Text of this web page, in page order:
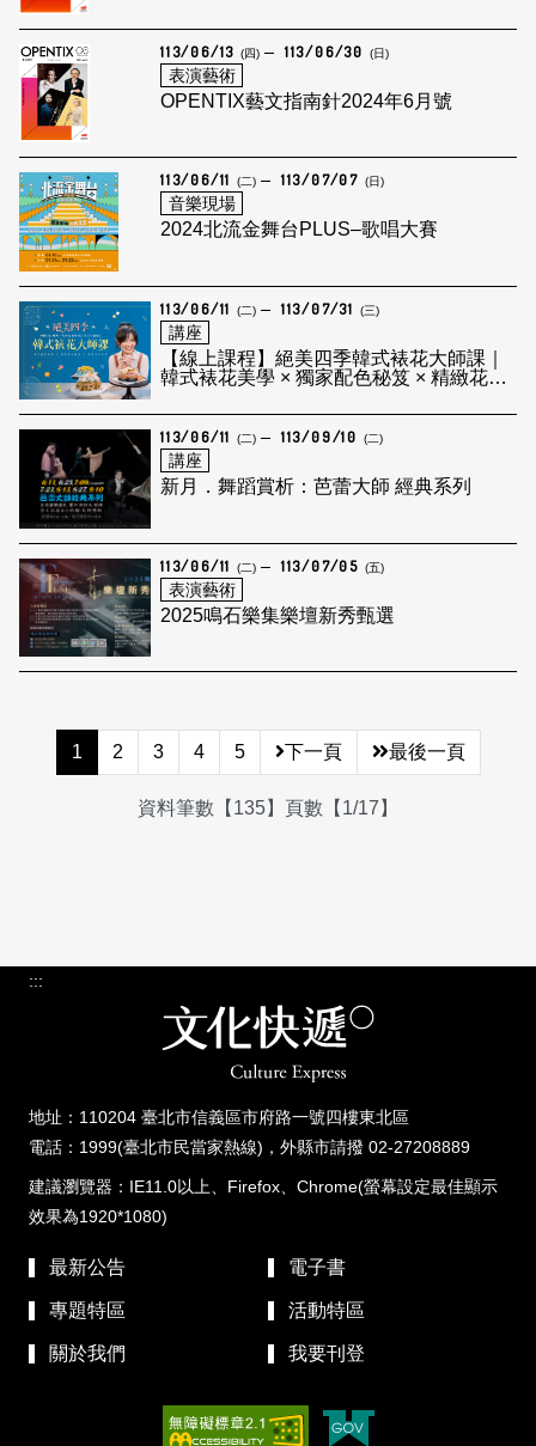
113/06/13 (四) 113/06/30 (日)
表演藝術
OPENTIX藝文指南針2024年6月號
113/06/11 (二) 113/07/07 (日)
音樂現場
2024北流金舞台PLUS–歌唱大賽
113/06/11 (二) 113/07/31 (三)
講座
【線上課程】絕美四季韓式裱花大師課｜
韓式裱花美學 × 獨家配色秘笈 × 精緻花卉
113/06/11 (二) 113/09/10 (二)
講座
新月．舞蹈賞析：芭蕾大師 經典系列
113/06/11 (二) 113/07/05 (五)
表演藝術
2025鳴石樂集樂壇新秀甄選
1 2 3 4 5 下一頁 最後一頁
資料筆數【135】頁數【1/17】
:::
地址：110204 臺北市信義區市府路一號四樓東北區
電話：1999(臺北市民當家熱線)，外縣市請撥 02-27208889
建議瀏覽器：IE11.0以上、Firefox、Chrome(螢幕設定最佳顯示
效果為1920*1080)
最新公告 電子書
專題特區 活動特區
關於我們 我要刊登